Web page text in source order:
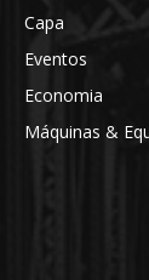
Capa
Eventos
Economia
Máquinas &